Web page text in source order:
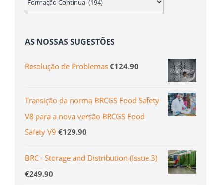
AS NOSSAS SUGESTÕES
Resolução de Problemas €124.90
Transição da norma BRCGS Food Safety
V8 para a nova versão BRCGS Food
Safety V9 €129.90
BRC - Storage and Distribution (Issue 3)
€249.90